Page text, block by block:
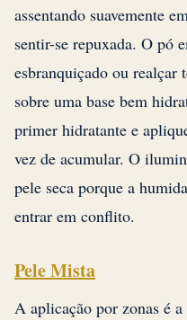
assentando suavemente
sentir-se repuxada. O pó
esbranquiçado ou realçar
sobre uma base bem
primer hidratante e
vez de acumular. O
pele seca porque a
entrar em conflito.
Pele Mista
A aplicação por zonas é